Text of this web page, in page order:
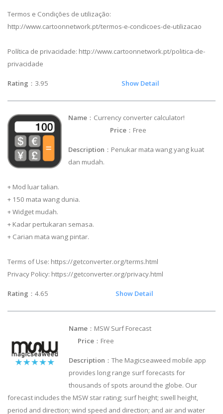
Termos e Condições de utilização:
http://www.cartoonnetwork.pt/termos-e-condicoes-de-utilizacao
Política de privacidade: http://www.cartoonnetwork.pt/politica-de-
privacidade
Rating ：3.95 Show Detail
Name ：Currency converter calculator!
Price ：Free
Description ：Penukar mata wang yang kuat
dan mudah.
+ Mod luar talian.
+ 150 mata wang dunia.
+ Widget mudah.
+ Kadar pertukaran semasa.
+ Carian mata wang pintar.
Terms of Use: https://getconverter.org/terms.html
Privacy Policy: https://getconverter.org/privacy.html
Rating ：4.65 Show Detail
Name ：MSW Surf Forecast
Price ：Free
Description ：The Magicseaweed mobile app
provides long range surf forecasts for
thousands of spots around the globe. Our
forecast includes the MSW star rating; surf height; swell height,
period and direction; wind speed and direction; and air and water